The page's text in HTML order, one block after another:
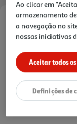
Faça a sua avaliação
Ref. / EAN:
14,99 €
Ao clicar em
armazenamento
a navegação no
nossas iniciativas
Aceitar todos
Definições de